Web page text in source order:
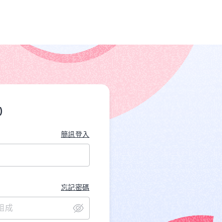
簡訊登入
忘記密碼